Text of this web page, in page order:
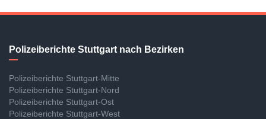
Polizeiberichte Stuttgart nach Bezirken
Polizeiberichte Stuttgart-Mitte
Polizeiberichte Stuttgart-Nord
Polizeiberichte Stuttgart-Ost
Polizeiberichte Stuttgart-West